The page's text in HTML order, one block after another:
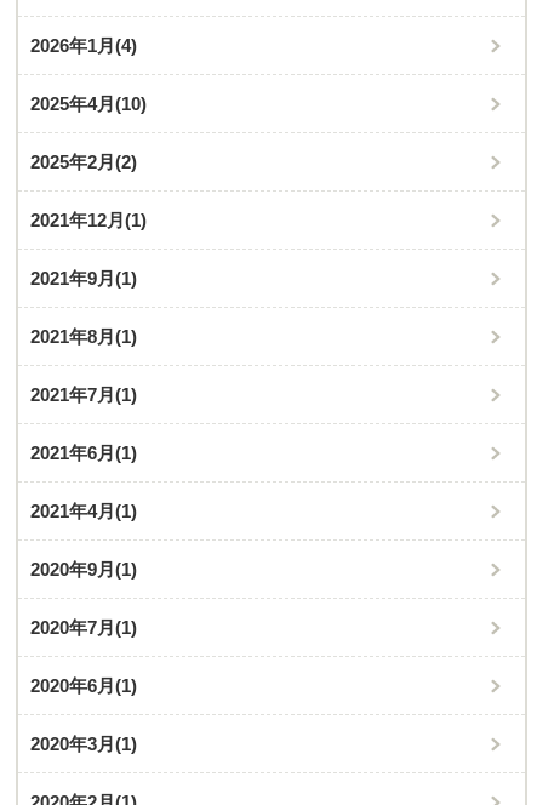
2026年1月(4)
2025年4月(10)
2025年2月(2)
2021年12月(1)
2021年9月(1)
2021年8月(1)
2021年7月(1)
2021年6月(1)
2021年4月(1)
2020年9月(1)
2020年7月(1)
2020年6月(1)
2020年3月(1)